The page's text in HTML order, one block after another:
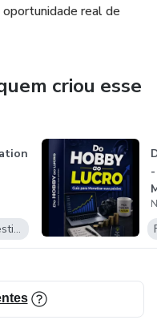
real de
criou esse
Finanças e Investimentos